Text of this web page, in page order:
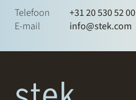
Telefoon
+31 20 530 52 00
E-mail
info@stek.com